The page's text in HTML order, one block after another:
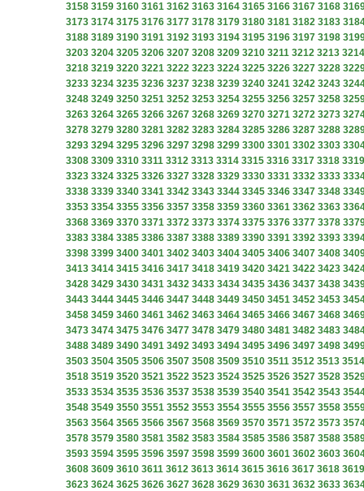
3158 3159 3160 3161 3162 3163 3164 3165 3166 3167 3168
3173 3174 3175 3176 3177 3178 3179 3180 3181 3182 3183
3188 3189 3190 3191 3192 3193 3194 3195 3196 3197 3198
3203 3204 3205 3206 3207 3208 3209 3210 3211 3212 3213 3214
3218 3219 3220 3221 3222 3223 3224 3225 3226 3227 3228
3233 3234 3235 3236 3237 3238 3239 3240 3241 3242 3243
3248 3249 3250 3251 3252 3253 3254 3255 3256 3257 3258
3263 3264 3265 3266 3267 3268 3269 3270 3271 3272 3273
3278 3279 3280 3281 3282 3283 3284 3285 3286 3287 3288
3293 3294 3295 3296 3297 3298 3299 3300 3301 3302 3303
3308 3309 3310 3311 3312 3313 3314 3315 3316 3317 3318 3319
3323 3324 3325 3326 3327 3328 3329 3330 3331 3332 3333
3338 3339 3340 3341 3342 3343 3344 3345 3346 3347 3348
3353 3354 3355 3356 3357 3358 3359 3360 3361 3362 3363
3368 3369 3370 3371 3372 3373 3374 3375 3376 3377 3378
3383 3384 3385 3386 3387 3388 3389 3390 3391 3392 3393
3398 3399 3400 3401 3402 3403 3404 3405 3406 3407 3408
3413 3414 3415 3416 3417 3418 3419 3420 3421 3422 3423
3428 3429 3430 3431 3432 3433 3434 3435 3436 3437 3438
3443 3444 3445 3446 3447 3448 3449 3450 3451 3452 3453
3458 3459 3460 3461 3462 3463 3464 3465 3466 3467 3468
3473 3474 3475 3476 3477 3478 3479 3480 3481 3482 3483
3488 3489 3490 3491 3492 3493 3494 3495 3496 3497 3498
3503 3504 3505 3506 3507 3508 3509 3510 3511 3512 3513 3514
3518 3519 3520 3521 3522 3523 3524 3525 3526 3527 3528
3533 3534 3535 3536 3537 3538 3539 3540 3541 3542 3543
3548 3549 3550 3551 3552 3553 3554 3555 3556 3557 3558
3563 3564 3565 3566 3567 3568 3569 3570 3571 3572 3573
3578 3579 3580 3581 3582 3583 3584 3585 3586 3587 3588
3593 3594 3595 3596 3597 3598 3599 3600 3601 3602 3603
3608 3609 3610 3611 3612 3613 3614 3615 3616 3617 3618 3619
3623 3624 3625 3626 3627 3628 3629 3630 3631 3632 3633